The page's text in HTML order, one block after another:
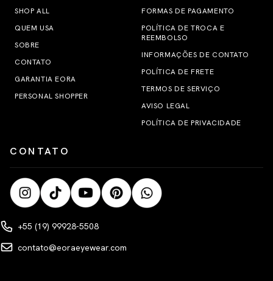
SHOP ALL
QUEM USA
SOBRE
CONTATO
GARANTIA EORA
PERSONAL SHOPPER
FORMAS DE PAGAMENTO
POLÍTICA DE TROCA E
REEMBOLSO
INFORMAÇÕES DE CONTATO
POLÍTICA DE FRETE
TERMOS DE SERVIÇO
AVISO LEGAL
POLÍTICA DE PRIVACIDADE
CONTATO
+55 (19) 99928-5508
contato@eoraeyewear.com